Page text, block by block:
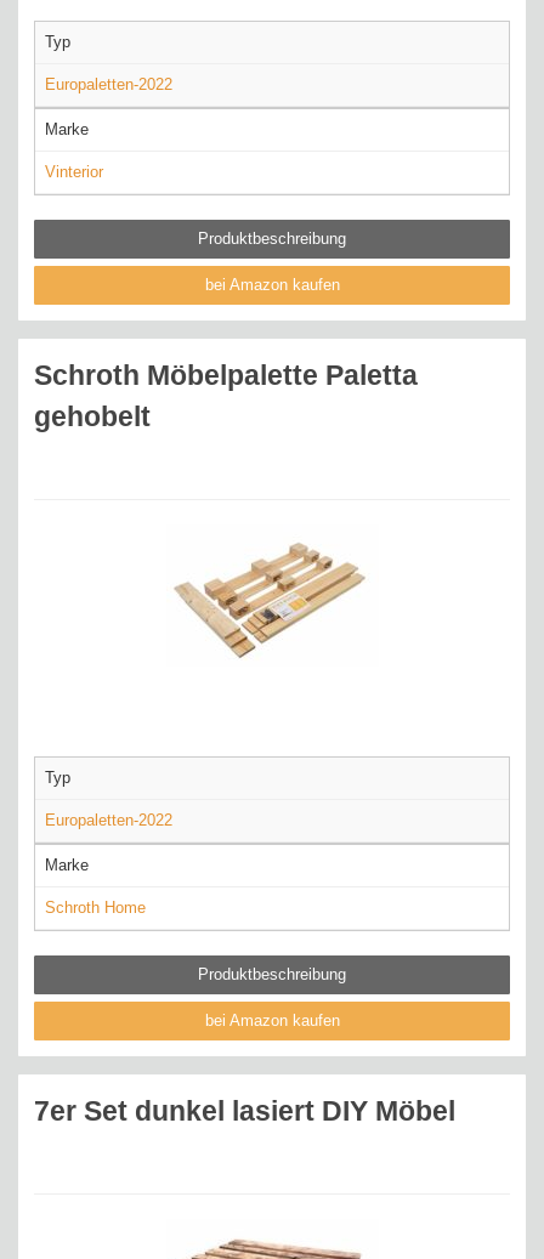
Typ
Europaletten-2022
Marke
Vinterior
Produktbeschreibung
bei Amazon kaufen
Schroth Möbelpalette Paletta
gehobelt
Typ
Europaletten-2022
Marke
Schroth Home
Produktbeschreibung
bei Amazon kaufen
7er Set dunkel lasiert DIY Möbel